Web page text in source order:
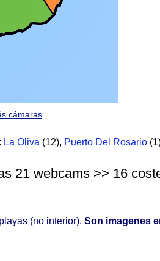
cámaras
La Oliva (12), Puerto Del Rosario
21 webcams >> 16
playas (no interior). Son imagenes